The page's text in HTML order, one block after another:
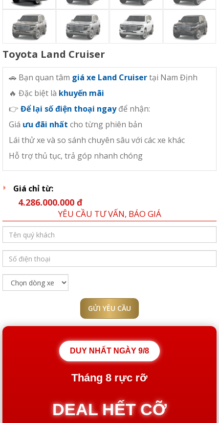
Toyota Land Cruiser
🚗 Bạn quan tâm giá xe Land Cruisertại Nam Định
🔥 Đặc biệt là khuyến mãi
👉 Để lại số điện thoại ngayđể nhận:
Giá ưu đãi nhất cho từng phiên bản
Lái thử xe và so sánh chuyên sâu với các xe khác
Hỗ trợ thủ tục, trả góp nhanh chóng
Giá chỉ từ:
4.286.000.000 đ
YÊU CẦU TƯ VẤN, BÁO GIÁ
GỬI YÊU CẦU
DUY NHẤT NGÀY 9/8
Tháng 8 rực rỡ
DEAL HẾT CỠ